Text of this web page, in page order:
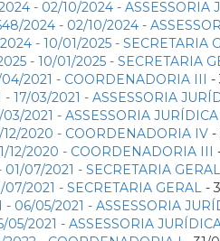
- 02/10/2024 - ASSESSORIA
2024 - 02/10/2024 -
- 10/01/2025 - SECRETARIA
- 10/01/2025 - SECRETARIA
2021 - COORDENADORIA III -
- 17/03/2021 - ASSESSORIA
03/2021 - ASSESSORIA JURÍDICA
12/2020 - COORDENADORIA IV -
12/2020 - COORDENADORIA III
01/07/2021 - SECRETARIA GERAL
07/2021 - SECRETARIA GERAL -
- 06/05/2021 - ASSESSORIA
05/2021 - ASSESSORIA